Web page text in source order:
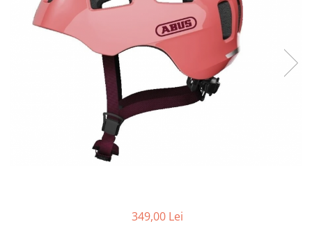
Saboti de frana
Schimbatoare viteze
349,00 Lei